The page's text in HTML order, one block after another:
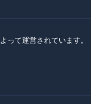
って運営されています。